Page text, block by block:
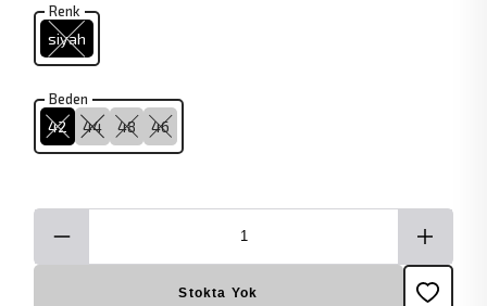
Renk
siyah
Beden
42 44 48 46
Stokta Yok